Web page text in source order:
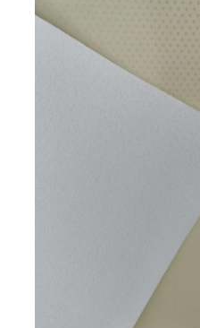
Kanepe döşeme kumaşı